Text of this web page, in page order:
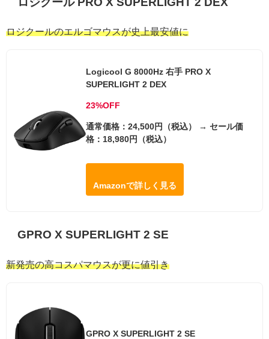
ロジクールのエルゴマウスが史上最安値に
Logicool G 8000Hz 右手 PRO X
SUPERLIGHT 2 DEX
23%OFF
通常価格：24,500円（税込） → セール価
格：18,980円（税込）
Amazonで詳しく見る
GPRO X SUPERLIGHT 2 SE
新発売の高コスパマウスが更に値引き
GPRO X SUPERLIGHT 2 SE